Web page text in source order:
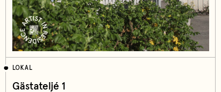
LOKAL
Gästateljé 1